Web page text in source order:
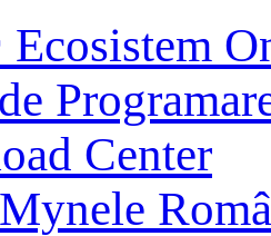
Ecosistem
Center